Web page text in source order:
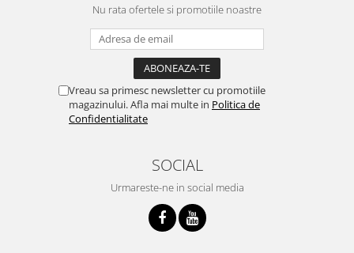
Nu rata ofertele si promotiile noastre
Vreau sa primesc newsletter cu promotiile
magazinului. Afla mai multe in Politica de
Confidentialitate
SOCIAL
Urmareste-ne in social media